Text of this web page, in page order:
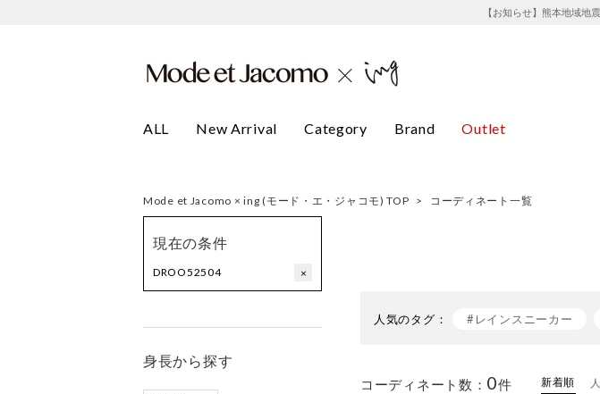
【お知らせ】熊本地域地
ALL New Arrival Category Brand Outlet
Mode et Jacomo × ing (モード・エ・ジャコモ) TOP > コーディネート一覧
現在の条件
DROO52504 ×
身長から探す
人気のタグ： #レインスニーカー
コーディネート数： 0件 新着順